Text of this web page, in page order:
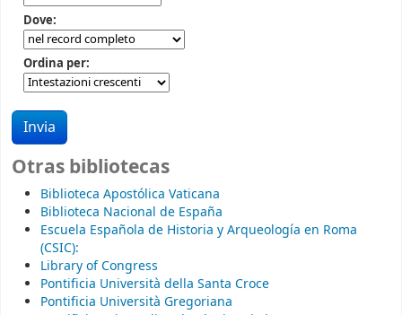
Otras bibliotecas
Biblioteca Apostólica Vaticana
Biblioteca Nacional de España
Escuela Española de Historia y Arqueología en Roma
(CSIC):
Library of Congress
Pontificia Università della Santa Croce
Pontificia Università Gregoriana
Dove:
Ordina per: